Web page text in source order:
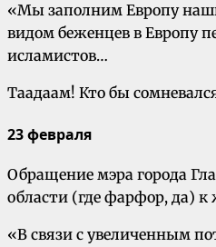
«Мы заполним Европу
видом беженцев в Европу
исламистов…
Таадаам! Кто бы
23 февраля
Обращение мэра города
области (где фарфор, да)
«В связи с увеличенным